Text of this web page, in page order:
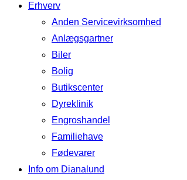
Erhverv
Anden Servicevirksomhed
Anlægsgartner
Biler
Bolig
Butikscenter
Dyreklinik
Engroshandel
Familiehave
Fødevarer
Info om Dianalund